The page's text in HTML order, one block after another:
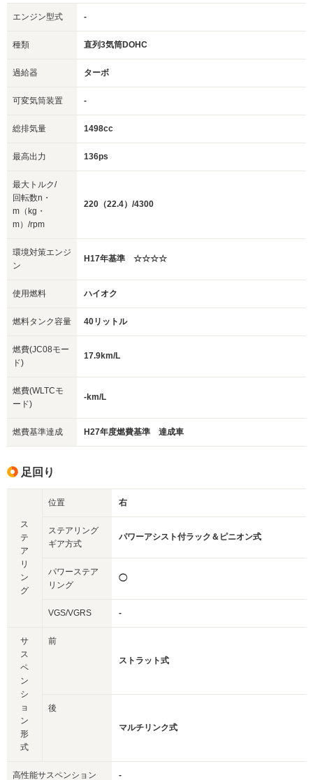
エンジン型式 -
種類 直列3気筒DOHC
過給器 ターボ
可変気筒装置 -
総排気量 1498cc
最高出力 136ps
最大トルク/
回転数n・
m（kg・
m）/rpm
220（22.4）/4300
環境対策エンジ
ン
H17年基準 ☆☆☆☆
使用燃料 ハイオク
燃料タンク容量 40リットル
燃費(JC08モー
ド)
17.9km/L
燃費(WLTCモ
ード)
-km/L
燃費基準達成 H27年度燃費基準 達成車
足回り
ス
テ
ア
リ
ン
グ
位置 右
ステアリング
ギア方式
パワーアシスト付ラック＆ピニオン式
パワーステア
リング
◯
VGS/VGRS -
サ
ス
ペ
ン
シ
ョ
ン
形
式
前
ストラット式
後
マルチリンク式
高性能サスペンション -